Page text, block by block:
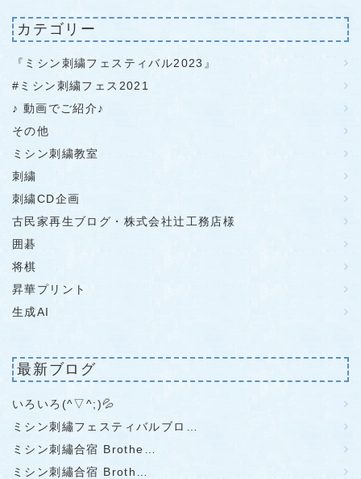
カテゴリー
『ミシン刺繍フェスティバル2023』
#ミシン刺繍フェス2021
♪ 動画でご紹介♪
その他
ミシン刺繍教室
刺繍
刺繍CD企画
古民家再生ブログ・株式会社辻工務店様
囲碁
将棋
昇華プリント
生成AI
最新ブログ
いろいろ(^▽^;)💦
ミシン刺繡フェスティバルブロ…
ミシン刺繡合宿 Brothe…
ミシン刺繡合宿 Broth…